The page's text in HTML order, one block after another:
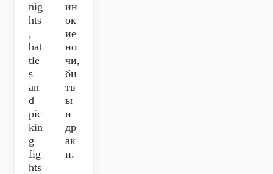
nig
hts
,
bat
tle
s
an
d
pic
kin
g
fig
hts
ин
ок
ие
но
чи,
би
тв
ы
и
др
ак
и.